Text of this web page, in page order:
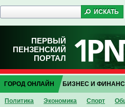
ПЕРВЫЙ
ПЕНЗЕНСКИЙ
ПОРТАЛ
ГОРОД ОНЛАЙН
Политика Экономика Спорт
БИЗНЕС И